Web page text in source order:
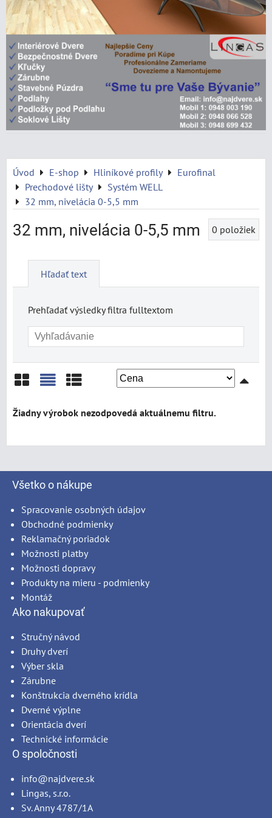
Úvod E-shop Hliníkové profily
Eurofinal
Prechodové lišty
Systém WELL
32 mm, nivelácia 0-5,5 mm
32 mm, nivelácia 0-5,5 mm 0 položiek
Hľadať text
Prehľadať výsledky filtra fulltextom
Mriežka
Všetko o nákupe
Spracovanie osobných údajov
Obchodné podmienky
Reklamačný poriadok
Možnosti platby
Možnosti dopravy
Produkty na mieru - podmienky
Montáž
Ako nakupovať
Stručný návod
Druhy dverí
Výber skla
Zárubne
Konštrukcia dverného krídla
Dverné výplne
Orientácia dverí
Technické informácie
O spoločnosti
info@najdvere.sk
Lingas, s.r.o.
Sv. Anny 4787/1A